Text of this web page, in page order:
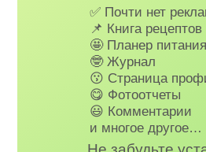
✅ Почти нет
📌 Книга рецептов
🤩 Планер питания
🤓 Журнал
😗 Страница
😋 Фотоотчеты
😃 Комментарии
и многое другое…